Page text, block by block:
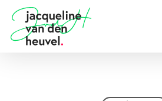
Skip
main